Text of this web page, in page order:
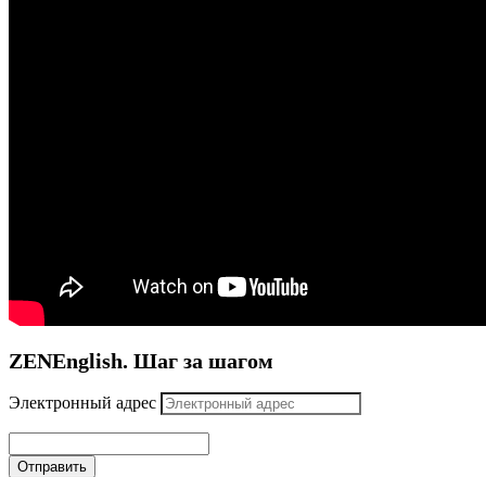
ZENEnglish. Шаг за шагом
Электронный адрес
Отправить